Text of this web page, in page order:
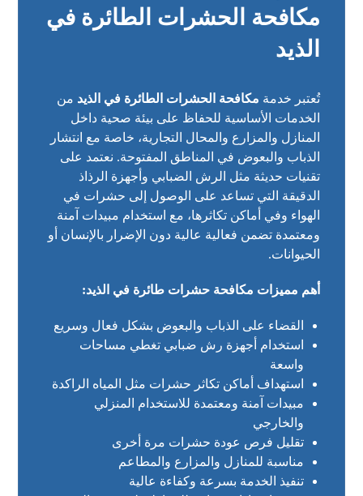
مكافحة الحشرات الطائرة في
الذيد
تُعتبر خدمة مكافحة الحشرات الطائرة في الذيد من
الخدمات الأساسية للحفاظ على بيئة صحية داخل
المنازل والمزارع والمحال التجارية، خاصة مع انتشار
الذباب والبعوض في المناطق المفتوحة. نعتمد على
تقنيات حديثة مثل الرش الضبابي وأجهزة الرذاذ
الدقيقة التي تساعد على الوصول إلى حشرات في
الهواء وفي أماكن تكاثرها، مع استخدام مبيدات آمنة
ومعتمدة تضمن فعالية عالية دون الإضرار بالإنسان أو
الحيوانات.
أهم مميزات مكافحة حشرات طائرة في الذيد:
القضاء على الذباب والبعوض بشكل فعال وسريع
استخدام أجهزة رش ضبابي تغطي مساحات
واسعة
استهداف أماكن تكاثر حشرات مثل المياه الراكدة
مبيدات آمنة ومعتمدة للاستخدام المنزلي
والخارجي
تقليل فرص عودة حشرات مرة أخرى
مناسبة للمنازل والمزارع والمطاعم
تنفيذ الخدمة بسرعة وكفاءة عالية